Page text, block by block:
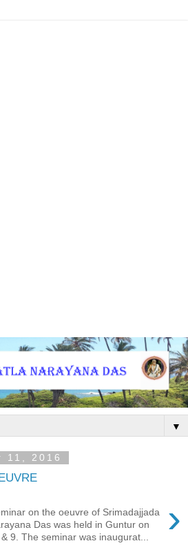
▼
11, 2016
›
on the oeuvre of Srimadajjada
Das was held in Guntur on
9. The seminar was inaugurat...